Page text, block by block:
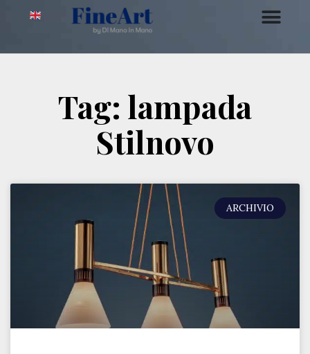
Tag: lampada
Stilnovo
ARCHIVIO